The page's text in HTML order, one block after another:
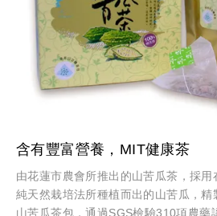
含有豐富營養，MIT健康茶
由花蓮市農會所推出的山苦瓜茶，採
純天然栽培法所種植而出的山苦瓜，
山苦瓜茶包，通過SGS檢驗310項農藥